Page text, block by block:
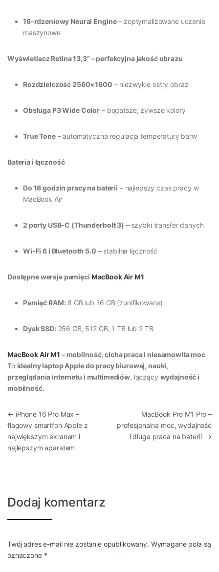
16-rdzeniowy Neural Engine– zoptymalizowane uczenie
maszynowe
Wyświetlacz Retina 13,3” – perfekcyjna jakość obrazu
Rozdzielczość 2560×1600 – niezwykle ostry obraz
Obsługa P3 Wide Color – bogatsze, żywsze kolory
True Tone– automatyczna regulacja temperatury barw
Bateria i łączność
Do 18 godzin pracy na baterii – najlepszy czas pracy w
MacBook Air
2 porty USB-C (Thunderbolt 3) – szybki transfer danych
Wi-Fi 6 i Bluetooth 5.0 – stabilna łączność
Dostępne wersje pamięci MacBook Air M1
Pamięć RAM: 8 GB lub 16 GB (zunifikowana)
Dysk SSD: 256 GB, 512 GB, 1 TB lub 2 TB
MacBook Air M1 – mobilność, cicha praca i niesamowita moc
To idealny laptop Apple do pracy biurowej, nauki,
przeglądania internetu i multimediów, łączący wydajność i
mobilność.
Nawigacja wpisu
← iPhone 16 Pro Max –
flagowy smartfon Apple z
największym ekranem i
najlepszym aparatem
MacBook Pro M1 Pro –
profesjonalna moc, wydajność
i długa praca na baterii →
Dodaj komentarz
Twój adres e-mail nie zostanie opublikowany. Wymagane pola są
oznaczone *